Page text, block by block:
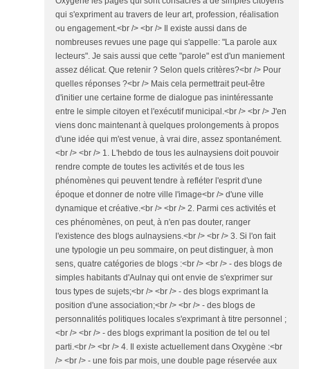
qui s'expriment au travers de leur art, profession, réalisation
ou engagement.<br /> <br /> Il existe aussi dans de
nombreuses revues une page qui s'appelle: "La parole aux
lecteurs". Je sais aussi que cette "parole" est d'un maniement
assez délicat. Que retenir ? Selon quels critères?<br /> Pour
quelles réponses ?<br /> Mais cela permettrait peut-être
d'initier une certaine forme de dialogue pas inintéressante
entre le simple citoyen et l'exécutif municipal.<br /> <br /> J'en
viens donc maintenant à quelques prolongements à propos
d'une idée qui m'est venue, à vrai dire, assez spontanément.
<br /> <br /> 1. L'hebdo de tous les aulnaysiens doit pouvoir
rendre compte de toutes les activités et de tous les
phénomènes qui peuvent tendre à refléter l'esprit d'une
époque et donner de notre ville l'image<br /> d'une ville
dynamique et créative.<br /> <br /> 2. Parmi ces activités et
ces phénomènes, on peut, à n'en pas douter, ranger
l'existence des blogs aulnaysiens.<br /> <br /> 3. Si l'on fait
une typologie un peu sommaire, on peut distinguer, à mon
sens, quatre catégories de blogs :<br /> <br /> - des blogs de
simples habitants d'Aulnay qui ont envie de s'exprimer sur
tous types de sujets;<br /> <br /> - des blogs exprimant la
position d'une association;<br /> <br /> - des blogs de
personnalités politiques locales s'exprimant à titre personnel ;
<br /> <br /> - des blogs exprimant la position de tel ou tel
parti.<br /> <br /> 4. Il existe actuellement dans Oxygène :<br
/> <br /> - une fois par mois, une double page réservée aux